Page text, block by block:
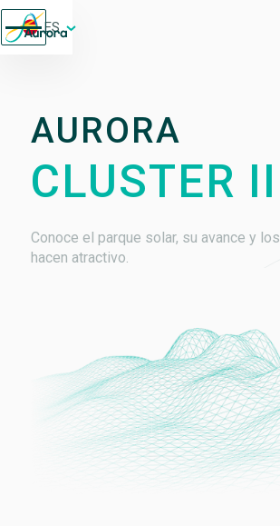
ES
AURORA
CLUSTER
Conoce el parque solar, su avance y
hacen atractivo.